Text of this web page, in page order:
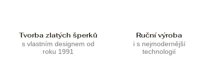
Tvorba zlatých šperků
s vlastním designem od
roku 1991
Ruční výroba
i s nejmodernější
technologií